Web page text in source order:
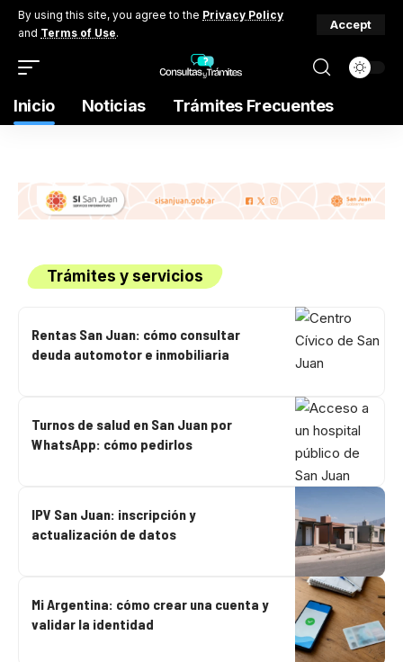
By using this site, you agree to the Privacy Policy
and Terms of Use.
Accept
Inicio Noticias Trámites Frecuentes
Trámites y servicios
Rentas San Juan: cómo consultar
deuda automotor e inmobiliaria
Turnos de salud en San Juan por
WhatsApp: cómo pedirlos
IPV San Juan: inscripción y
actualización de datos
Mi Argentina: cómo crear una cuenta y
validar la identidad